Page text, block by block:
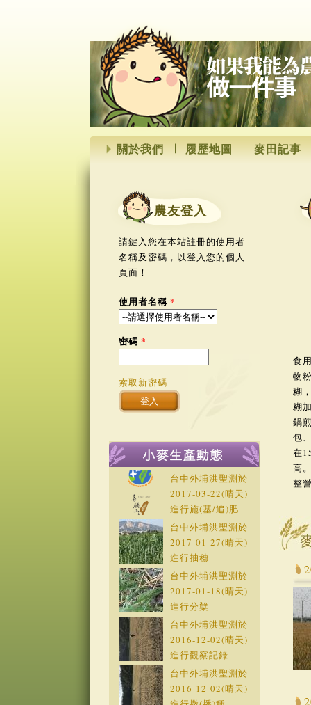
關於我們 履歷地圖 麥田記事
食
物
糊
糊
鍋
包
在
高
整
農友登入
請鍵入您在本站註冊的使用者
名稱及密碼，以登入您的個人
頁面！
使用者名稱 *
密碼 *
索取新密碼
台中外埔洪聖淵於
2017-03-22(晴天)
進行施(基/追)肥
台中外埔洪聖淵於
2017-01-27(晴天)
進行抽穗
台中外埔洪聖淵於
2017-01-18(晴天)
進行分櫱
台中外埔洪聖淵於
2016-12-02(晴天)
進行觀察記錄
台中外埔洪聖淵於
2016-12-02(晴天)